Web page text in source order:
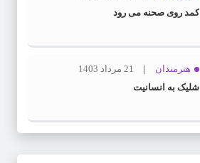
کمد روی صحنه می رود
هنرمندان
21 مرداد 1403
شلیک به انسانیت